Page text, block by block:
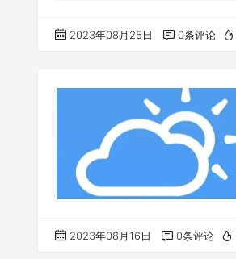
2023年08月25日 0条评论
2023年08月16日 0条评论